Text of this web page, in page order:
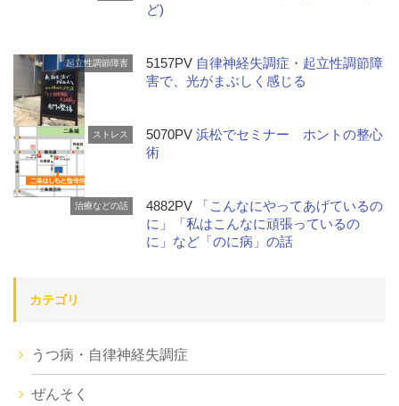
ど)
起立性調節障害 5157PV 自律神経失調症・起立性調節障
害で、光がまぶしく感じる
ストレス 5070PV浜松でセミナー ホントの整心
術
治療などの話 4882PV
「こんなにやってあげているの
に」「私はこんなに頑張っているの
に」など「のに病」の話
カテゴリ
うつ病・自律神経失調症
ぜんそく